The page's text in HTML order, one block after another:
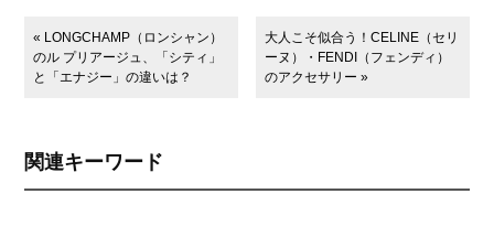
« LONGCHAMP（ロンシャン）
のル プリアージュ、「シティ」
と「エナジー」の違いは？
大人こそ似合う！CELINE（セリ
ーヌ）・FENDI（フェンディ）
のアクセサリー »
関連キーワード